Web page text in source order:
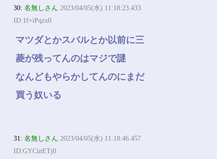
30:名無しさん 2023/04/05(水) 11:18:23.433
ID:1f+iPqzx0
マツダとかスバルとか以前に三
菱が残ってんのはマジで謎
なんどもやらかしてんのにまだ
買う奴いる
31:名無しさん 2023/04/05(水) 11:18:46.457
ID:GYCinETj0